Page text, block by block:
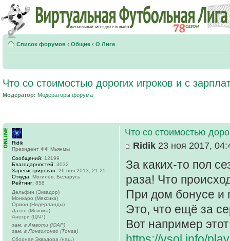
Список форумов ‹ Общие ‹ О Лиге
Что со стоимостью дорогих игроков и с
Модератор: Модераторы форума
Что со стоимостью
Ridik 23 ноя 2017,
За каких-то пол
раза! Что
При дом бонусе и
Это, что ещё за
Вот например
Ridik
Президент ФФ Мьянмы
Сообщений: 12199
Благодарностей: 3032
Зарегистрирован: 26 ноя 2013, 21:25
Откуда: Могилёв, Беларусь
Рейтинг: 858
Дельфин (Эквадор)
Монкаро (Мексика)
Орион (Нидерланды)
Дагон (Мьянма)
Анегри (ЦАР)
зам. в Амвоти (ЮАР)
зам. в Лонголонго (Тонга)
Сборная Эквадора (нац.)